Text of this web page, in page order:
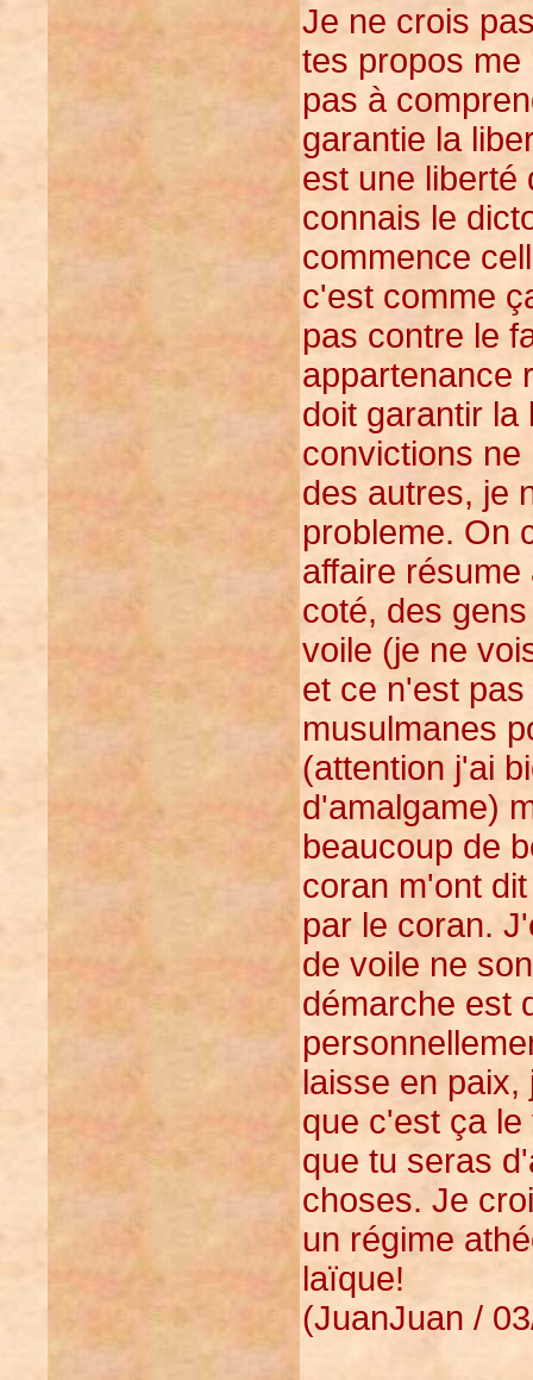
Je ne crois
tes propos
pas à
garantie la
est une liberté
connais le
commence
c'est comme
pas contre le
appartenance
doit garantir la
convictions ne
des autres, je
probleme. On
affaire
coté, des
voile (je ne
et ce n'est
musulmanes
(attention j'ai
d'amalgame)
beaucoup de
coran m'ont
par le coran.
de voile ne
démarche est
laisse en paix,
que c'est ça
que tu seras
choses. Je
un régime
laïque!
(JuanJuan /